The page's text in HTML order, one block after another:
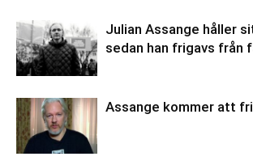
Julian Assange håller
sedan han frigavs från
Assange kommer att